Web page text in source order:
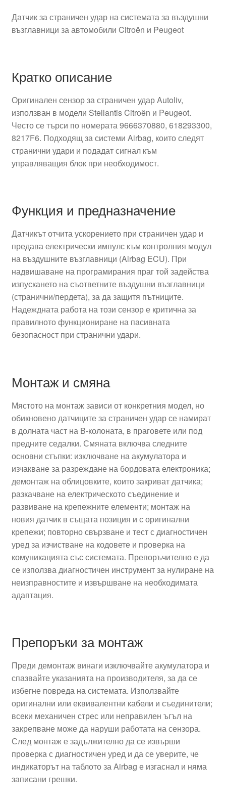
Датчик за страничен удар на системата за въздушни
възглавници за автомобили Citroën и Peugeot
Кратко описание
Оригинален сензор за страничен удар Autoliv,
използван в модели Stellantis Citroën и Peugeot.
Често се търси по номерата 9666370880, 618293300,
8217F6. Подходящ за системи Airbag, които следят
странични удари и подадат сигнал към
управляващия блок при необходимост.
Функция и предназначение
Датчикът отчита ускорението при страничен удар и
предава електрически импулс към контролния модул
на въздушните възглавници (Airbag ECU). При
надвишаване на програмирания праг той задейства
изпускането на съответните въздушни възглавници
(странични/пердета), за да защитя пътниците.
Надеждната работа на този сензор е критична за
правилното функциониране на пасивната
безопасност при странични удари.
Монтаж и смяна
Мястото на монтаж зависи от конкретния модел, но
обикновено датчиците за страничен удар се намират
в долната част на B-колоната, в праговете или под
предните седалки. Смяната включва следните
основни стъпки: изключване на акумулатора и
изчакване за разреждане на бордовата електроника;
демонтаж на облицовките, които закриват датчика;
разкачване на електрическото съединение и
развиване на крепежните елементи; монтаж на
новия датчик в същата позиция и с оригинални
крепежи; повторно свързване и тест с диагностичен
уред за изчистване на кодовете и проверка на
комуникацията със системата. Препоръчително е да
се използва диагностичен инструмент за нулиране на
неизправностите и извършване на необходимата
адаптация.
Препоръки за монтаж
Преди демонтаж винаги изключвайте акумулатора и
спазвайте указанията на производителя, за да се
избегне повреда на системата. Използвайте
оригинални или еквивалентни кабели и съединители;
всеки механичен стрес или неправилен ъгъл на
закрепване може да наруши работата на сензора.
След монтаж е задължително да се извърши
проверка с диагностичен уред и да се уверите, че
индикаторът на таблото за Airbag е изгаснал и няма
записани грешки.